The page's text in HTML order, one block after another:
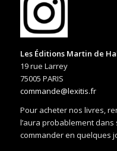
Les Éditions Martin de
19 rue Larrey
75005 PARIS
commande@lexitis.fr
Pour acheter nos livres,
l’aura probablement
commander en quelques